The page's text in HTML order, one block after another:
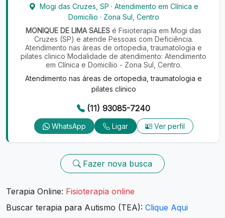
Mogi das Cruzes SP · Atendimento em Clínica e
Domicílio · Zona Sul, Centro
MONIQUE DE LIMA SALES é Fisioterapia em Mogi das
Cruzes (SP) e atende Pessoas com Deficiência.
Atendimento nas áreas de ortopedia, traumatologia e
pilates clinico Modalidade de atendimento: Atendimento
em Clínica e Domicílio - Zona Sul, Centro.
Atendimento nas áreas de ortopedia, traumatologia e
pilates clinico
(11) 93085-7240
WhatsApp Ligar Ver perfil
Fazer nova busca
Terapia Online: Fisioterapia online
Buscar terapia para Autismo (TEA): Clique Aqui